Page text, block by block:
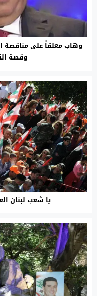
وهاب معلقاً على مناقصة
وقصة
يا شعب لبنان